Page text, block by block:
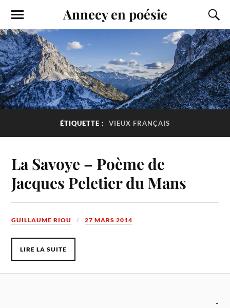
Annecy en poésie
ÉTIQUETTE : VIEUX FRANÇAIS
La Savoye – Poème de
Jacques Peletier du Mans
GUILLAUME RIOU 27 MARS 2014
LIRE LA SUITE
-